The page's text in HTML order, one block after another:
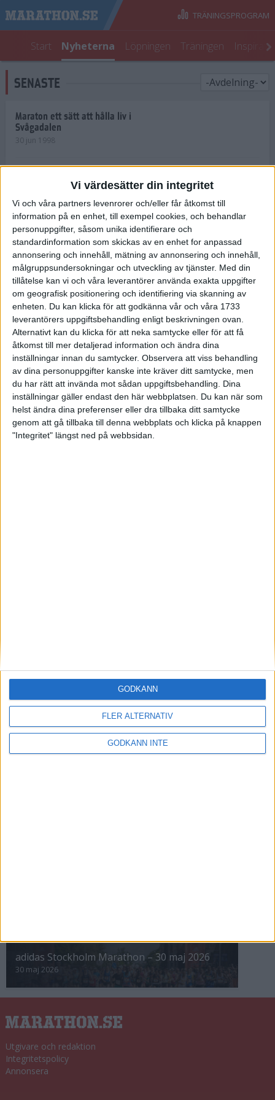
Vi värdesätter din integritet
Vi och våra partners levenrorer och/eller får åtkomst till
information på en enhet, till exempel cookies, och behandlar
personuppgifter, såsom unika identifierare och
standardinformation som skickas av en enhet for anpassad
annonsering och innehåll, mätning av annonsering och innehåll,
målgruppsundersokningar och utveckling av tjänster. Med din
tillåtelse kan vi och våra leverantörer använda exakta uppgifter
om geografisk positionering och identifiering via skanning av
enheten. Du kan klicka för att godkänna vår och våra 1733
leverantörers uppgiftsbehandling enligt beskrivningen ovan.
Alternativt kan du klicka för att neka samtycke eller för att få
åtkomst till mer detaljerad information och ändra dina
inställningar innan du samtycker. Observera att viss behandling
av dina personuppgifter kanske inte kräver ditt samtycke, men
du har rätt att invända mot sådan uppgiftsbehandling. Dina
inställningar gäller endast den här webbplatsen. Du kan när som
helst ändra dina preferenser eller dra tillbaka ditt samtycke
genom att gå tillbaka till denna webbplats och klicka på knappen
"Integritet" längst ned på webbsidan.
FLER ALTERNATIV
GODKÄNN INTE
GODKÄNN
Start Nyheterna Löpningen Träningen
TRÄNINGSPROGRAM
SENASTE
Maraton ett sätt att hålla liv i
Svågadalen
30 jun 1998
Norrlänningar firade semester i
Strängnäs
28 jun 1998
Maratonlöparna bäst i Trosa
I år fick Andervang kransen
27 jun 1998
Intresset ökar för Lidingöloppet
26 jun 1998
Värmemara
väntarvärldsmästaraspiranter
24 jun 1998
ASIEN
Berlin Marathon - ett lopp genom
8 okt 1995• Arkiv• Reseberättelser från
adidas Stockholm Marathon – 30 maj 2026
30 maj 2026
Utgivare och redaktion
Integritetspolicy
Annonsera